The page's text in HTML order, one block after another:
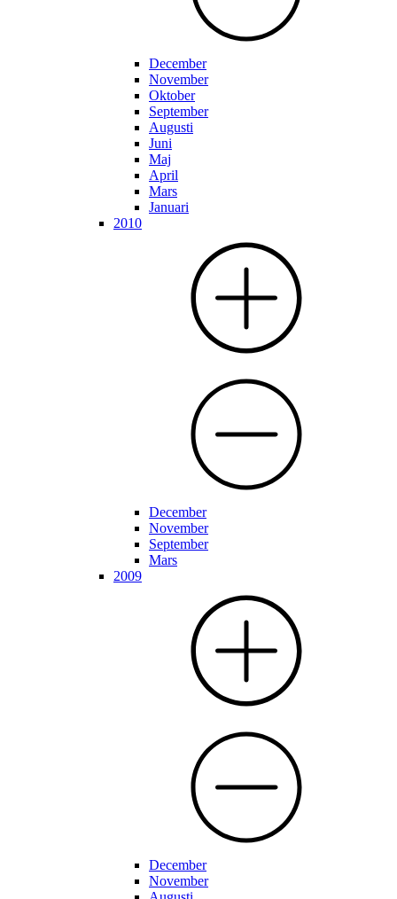
December
November
Oktober
September
Augusti
Juni
Maj
April
Mars
Januari
2010
December
November
September
Mars
2009
December
November